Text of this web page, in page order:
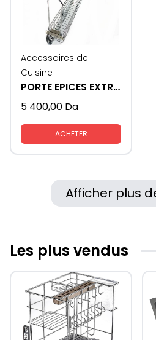
Accessoires de
Cuisine
PORTE EPICES EXTRACTIBLE
5 400,00 Da
ACHETER
Afficher plus
Les plus vendus